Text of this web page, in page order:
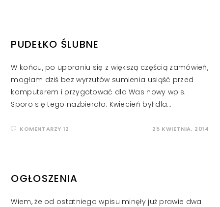
PUDEŁKO ŚLUBNE
W końcu, po uporaniu się z większą częścią zamówień,
mogłam dziś bez wyrzutów sumienia usiąść przed
komputerem i przygotować dla Was nowy wpis.
Sporo się tego nazbierało. Kwiecień był dla…
KOMENTARZY 12 25 KWIETNIA, 2014
OGŁOSZENIA
Wiem, że od ostatniego wpisu minęły już prawie dwa